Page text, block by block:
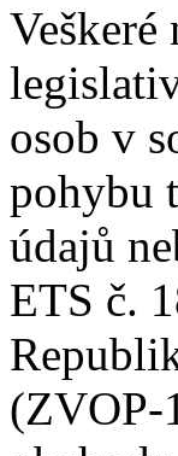
osob v
pohybu
údajů
ETS č.
(ZVOP-